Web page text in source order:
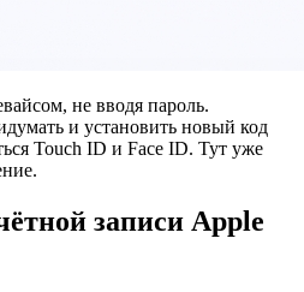
не вводя пароль.
и установить новый код
Touch ID и Face ID. Тут уже
записи Apple